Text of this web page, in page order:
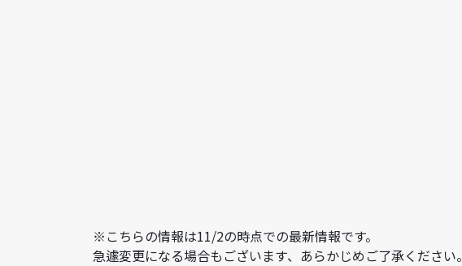
※こちらの情報は11/2の時点での最新情報です。
急遽変更になる場合もございます、あらかじめご了承ください。